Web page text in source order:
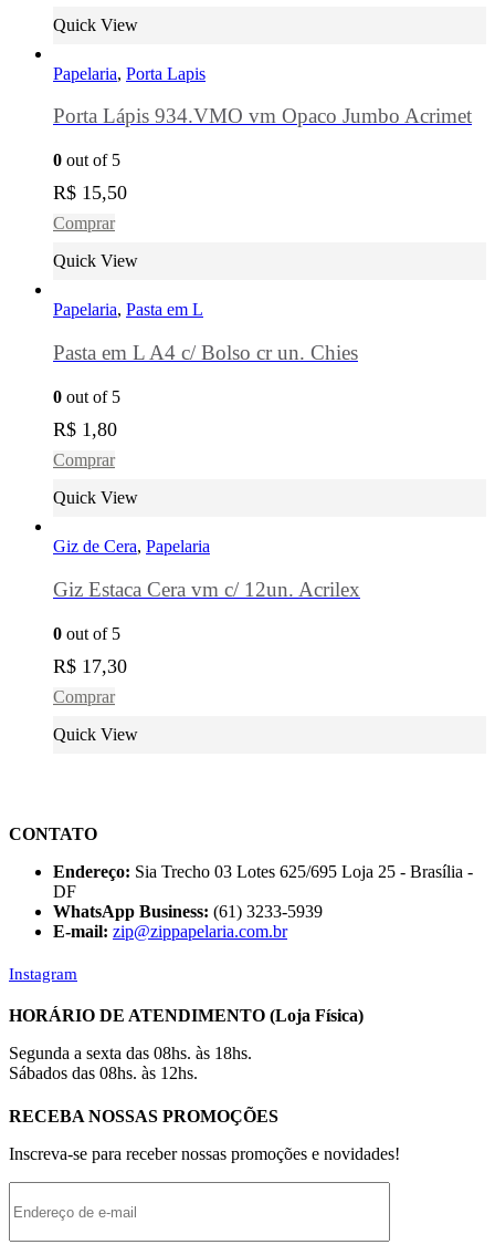
Quick View
Papelaria, Porta Lapis
Porta Lápis 934.VMO vm Opaco Jumbo Acrimet
0 out of 5
R$ 15,50
Comprar
Quick View
Papelaria, Pasta em L
Pasta em L A4 c/ Bolso cr un. Chies
0 out of 5
R$ 1,80
Comprar
Quick View
Giz de Cera, Papelaria
Giz Estaca Cera vm c/ 12un. Acrilex
0 out of 5
R$ 17,30
Comprar
Quick View
CONTATO
Endereço: Sia Trecho 03 Lotes 625/695 Loja 25 - Brasília -
DF
WhatsApp Business: (61) 3233-5939
E-mail: zip@zippapelaria.com.br
Instagram
HORÁRIO DE ATENDIMENTO (Loja Física)
Segunda a sexta das 08hs. às 18hs.
Sábados das 08hs. às 12hs.
RECEBA NOSSAS PROMOÇÕES
Inscreva-se para receber nossas promoções e novidades!